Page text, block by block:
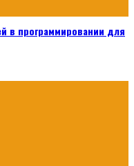
в программировании для